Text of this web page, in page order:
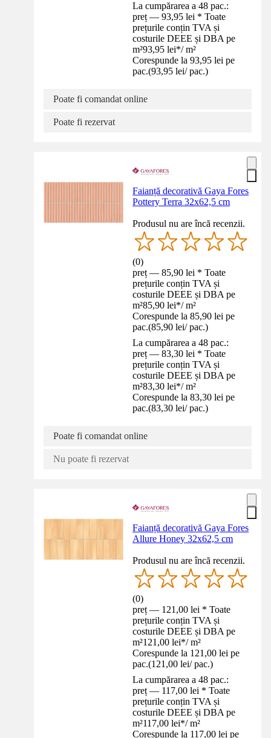
La cumpărarea a 48 pac.:
preț — 93,95 lei * Toate
prețurile conțin TVA și
costurile DEEE și DBA pe
m²93,95 lei*/ m²
Corespunde la 93,95 lei pe
pac.(93,95 lei/ pac.)
Poate fi comandat online
Poate fi rezervat
Faianță decorativă Gaya Fores
Pottery Terra 32x62,5 cm
Produsul nu are încă recenzii.
(0)
preț — 85,90 lei * Toate
prețurile conțin TVA și
costurile DEEE și DBA pe
m²85,90 lei*/ m²
Corespunde la 85,90 lei pe
pac.(85,90 lei/ pac.)
La cumpărarea a 48 pac.:
preț — 83,30 lei * Toate
prețurile conțin TVA și
costurile DEEE și DBA pe
m²83,30 lei*/ m²
Corespunde la 83,30 lei pe
pac.(83,30 lei/ pac.)
Poate fi comandat online
Nu poate fi rezervat
Faianță decorativă Gaya Fores
Allure Honey 32x62,5 cm
Produsul nu are încă recenzii.
(0)
preț — 121,00 lei * Toate
prețurile conțin TVA și
costurile DEEE și DBA pe
m²121,00 lei*/ m²
Corespunde la 121,00 lei pe
pac.(121,00 lei/ pac.)
La cumpărarea a 48 pac.:
preț — 117,00 lei * Toate
prețurile conțin TVA și
costurile DEEE și DBA pe
m²117,00 lei*/ m²
Corespunde la 117,00 lei pe